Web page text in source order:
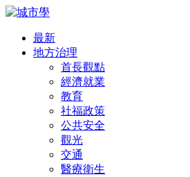
最新
地方治理
首長觀點
經濟就業
教育
社福政策
公共安全
觀光
交通
醫療衛生